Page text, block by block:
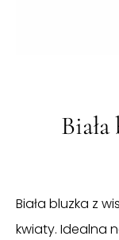
Biała bluzka z
kwiaty. Idealna